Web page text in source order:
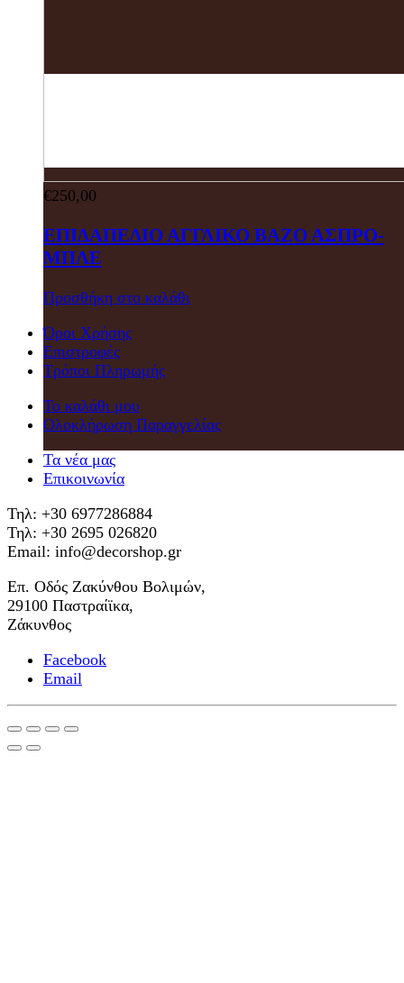
€250,00
ΕΠΙΔΑΠΕΔΙΟ ΑΓΓΛΙΚΟ ΒΑΖΟ ΑΣΠΡΟ-
ΜΠΛΕ
Προσθήκη στο καλάθι
Όροι Χρήσης
Επιστροφές
Τρόποι Πληρωμής
Το καλάθι μου
Ολοκλήρωση Παραγγελίας
Τα νέα μας
Επικοινωνία
Τηλ: +30 6977286884
Τηλ: +30 2695 026820
Email: info@decorshop.gr
Επ. Οδός Ζακύνθου Βολιμών,
29100 Παστραίϊκα,
Ζάκυνθος
Facebook
Email